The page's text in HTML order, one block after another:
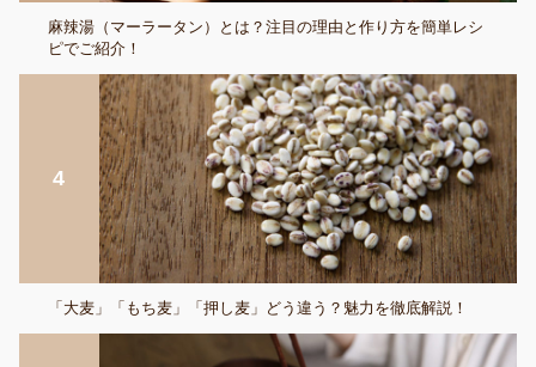
麻辣湯（マーラータン）とは？注目の理由と作り方を簡単レシ
ピでご紹介！
「大麦」「もち麦」「押し麦」どう違う？魅力を徹底解説！